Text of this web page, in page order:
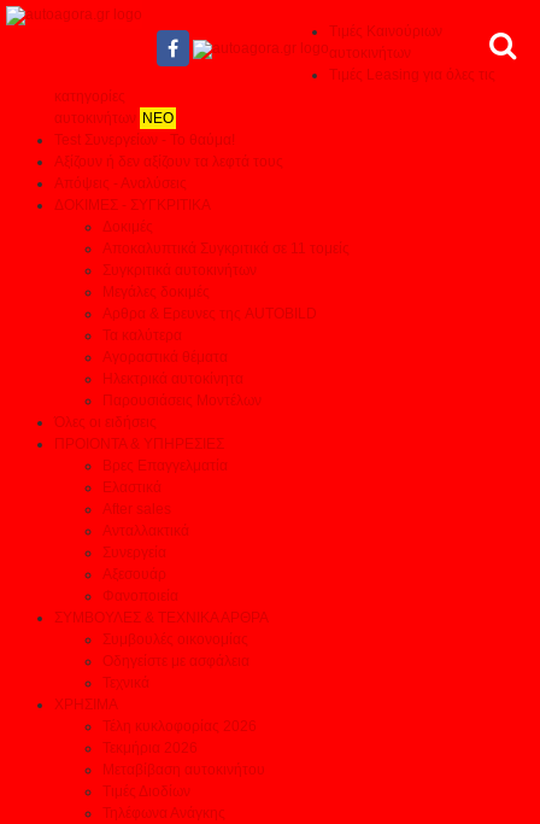
Τιμές Καινούριων
αυτοκινήτων
Τιμές Leasing για όλες τις
κατηγορίες
αυτοκινήτων ΝΕΟ
Test Συνεργείων - Το θαύμα!
Αξίζουν ή δεν αξίζουν τα λεφτά τους
Απόψεις - Αναλύσεις
ΔΟΚΙΜΕΣ - ΣΥΓΚΡΙΤΙΚΑ
Δοκιμές
Αποκαλυπτικά Συγκριτικά σε 11 τομείς
Συγκριτικά αυτοκινήτων
Μεγάλες δοκιμές
Αρθρα & Ερευνες της AUTOBILD
Τα καλύτερα
Αγοραστικά θέματα
Ηλεκτρικά αυτοκίνητα
Παρουσιάσεις Μοντέλων
Όλες οι ειδήσεις
ΠΡΟΙΟΝΤΑ & ΥΠΗΡΕΣΙΕΣ
Βρες Επαγγελματία
Ελαστικά
After sales
Ανταλλακτικά
Συνεργεία
Αξεσουάρ
Φανοποιεία
ΣΥΜΒΟΥΛΕΣ & ΤΕΧΝΙΚΑ ΑΡΘΡΑ
Συμβουλές οικονομίας
Οδηγείστε με ασφάλεια
Τεχνικά
ΧΡΗΣΙΜΑ
Τέλη κυκλοφορίας 2026
Τεκμήρια 2026
Μεταβίβαση αυτοκινήτου
Τιμές Διοδίων
Τηλέφωνα Ανάγκης